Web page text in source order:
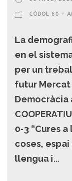
CÒDOL 60 -
La
en el
per un
futur
Democràcia
0-3 “Cures
coses,
llengua i...